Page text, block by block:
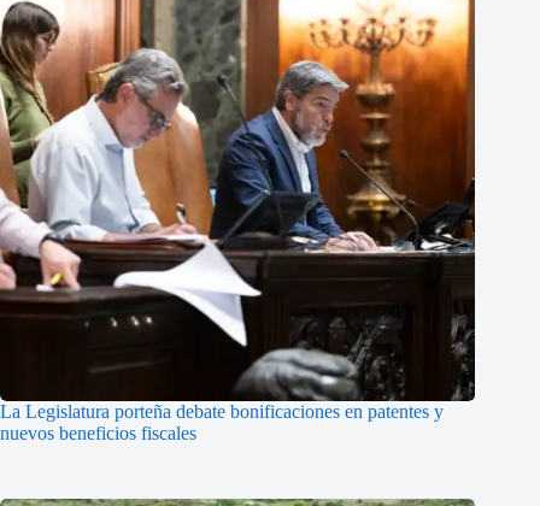
La Legislatura porteña debate bonificaciones en patentes y
nuevos beneficios fiscales